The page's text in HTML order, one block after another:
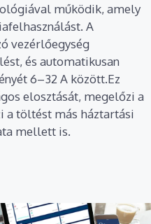
működik, amely
A
vezérlőegység
és automatikusan
6–32 A között.Ez
elosztását, megelőzi a
a töltést más háztartási
mellett is.